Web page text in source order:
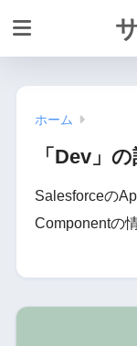
ホーム
「Dev」
Salesforceの
Componentの